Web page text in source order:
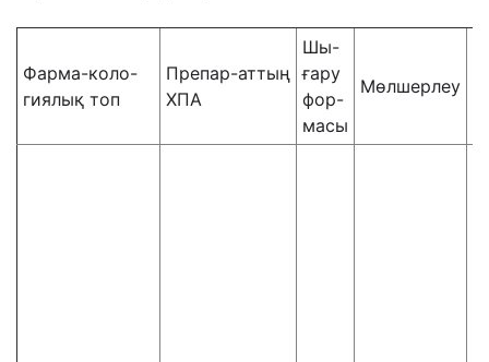
Фарма-коло-
гиялық топ
Препар-аттың
ХПА
Шы-
ғару
фор-
масы
Мөлшерлеу